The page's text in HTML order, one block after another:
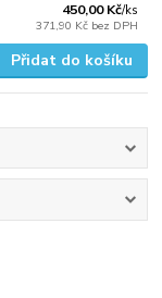
450,00 Kč/ks
371,90 Kč bez DPH
Přidat do košíku